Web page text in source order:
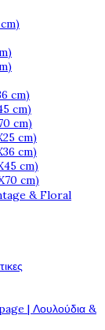
cm)
cm)
cm)
cm)
cm)
cm)
cm)
& Floral
| Λουλούδια &